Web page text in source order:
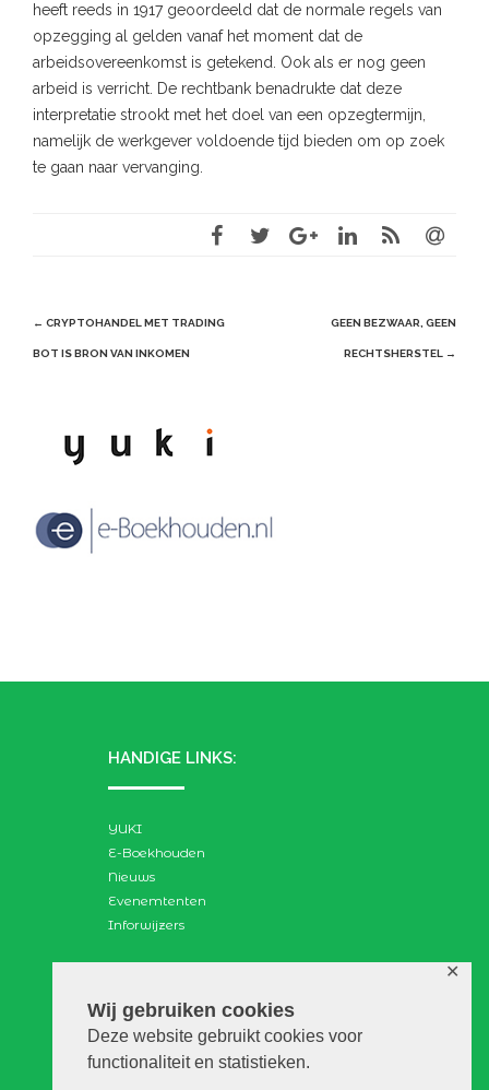
Wij gebruiken cookies
Deze website gebruikt cookies voor
functionaliteit en statistieken.
✕
heeft reeds in 1917 geoordeeld dat de normale regels van
opzegging al gelden vanaf het moment dat de
arbeidsovereenkomst is getekend. Ook als er nog geen
arbeid is verricht. De rechtbank benadrukte dat deze
interpretatie strookt met het doel van een opzegtermijn,
namelijk de werkgever voldoende tijd bieden om op zoek
te gaan naar vervanging.
Post
navigation
← CRYPTOHANDEL MET TRADING
BOT IS BRON VAN INKOMEN
GEEN BEZWAAR, GEEN
RECHTSHERSTEL →
HANDIGE LINKS:
YUKI
E-Boekhouden
Nieuws
Evenemtenten
Inforwijzers